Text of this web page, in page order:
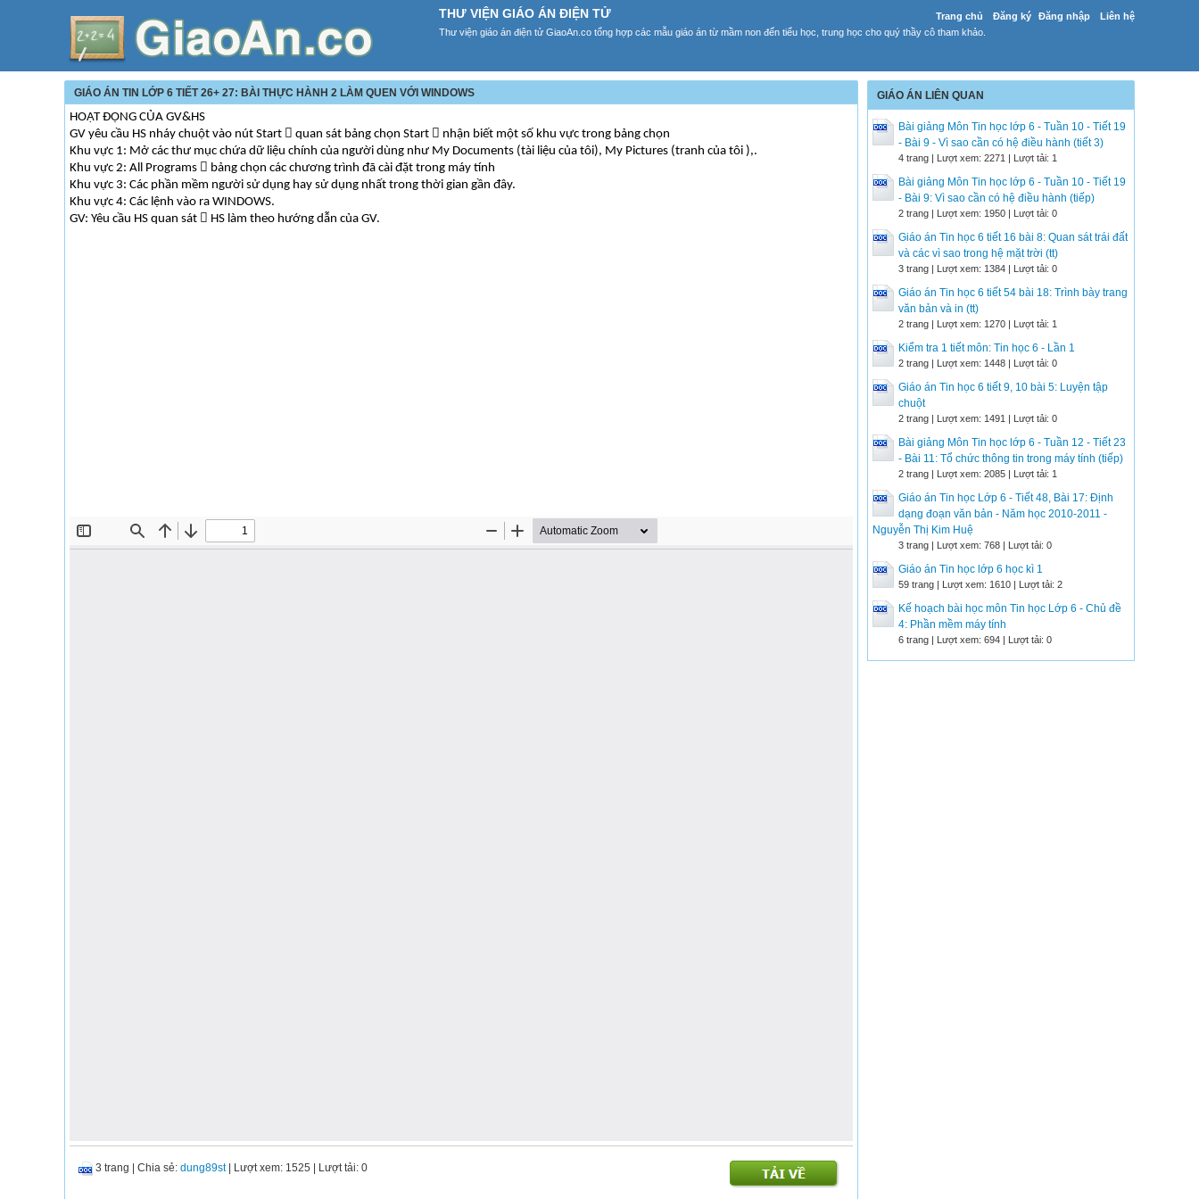
Trang chủ Đăng ký Đăng nhập Liên hệ
THƯ VIỆN GIÁO ÁN ĐIỆN TỬ
Thư viện giáo án điện tử GiaoAn.co tổng hợp các mẫu giáo án từ mầm non đến tiểu học, trung học cho quý thầy cô tham khảo.
GIÁO ÁN TIN LỚP 6 TIẾT 26+ 27: BÀI THỰC HÀNH 2 LÀM QUEN VỚI WINDOWS
HOẠT ĐỘNG CỦA GV&HS
GV yêu cầu HS nháy chuột vào nút Start  quan sát bảng chọn Start  nhận biết một số khu vực trong bảng chọn
Khu vực 1: Mở các thư mục chứa dữ liệu chính của người dùng như My Documents (tài liệu của tôi), My Pictures (tranh của tôi ),.
Khu vực 2: All Programs  bảng chọn các chương trình đã cài đặt trong máy tính
Khu vực 3: Các phần mềm người sử dụng hay sử dụng nhất trong thời gian gần đây.
Khu vực 4: Các lệnh vào ra WINDOWS.
GV: Yêu cầu HS quan sát  HS làm theo hướng dẫn của GV.
3 trang Chia sẻ: dung89st| Lượt xem: 1525 | Lượt tải: 0
GIÁO ÁN LIÊN QUAN
Bài giảng Môn Tin học lớp 6 - Tuần 10 - Tiết 19
- Bài 9 - Vì sao cần có hệ điều hành (tiết 3)
4 trang | Lượt xem: 2271 | Lượt tải: 1
Bài giảng Môn Tin học lớp 6 - Tuần 10 - Tiết 19
- Bài 9: Vì sao cần có hệ điều hành (tiếp)
2 trang | Lượt xem: 1950 | Lượt tải: 0
Giáo án Tin học 6 tiết 16 bài 8: Quan sát trái đất
và các vì sao trong hệ mặt trời (tt)
3 trang | Lượt xem: 1384 | Lượt tải: 0
Giáo án Tin học 6 tiết 54 bài 18: Trình bày trang
văn bản và in (tt)
2 trang | Lượt xem: 1270 | Lượt tải: 1
Kiểm tra 1 tiết môn: Tin học 6 - Lần 1
2 trang | Lượt xem: 1448 | Lượt tải: 0
Giáo án Tin học 6 tiết 9, 10 bài 5: Luyện tập
chuột
2 trang | Lượt xem: 1491 | Lượt tải: 0
Bài giảng Môn Tin học lớp 6 - Tuần 12 - Tiết 23
- Bài 11: Tổ chức thông tin trong máy tính (tiếp)
2 trang | Lượt xem: 2085 | Lượt tải: 1
Giáo án Tin học Lớp 6 - Tiết 48, Bài 17: Định
dạng đoạn văn bản - Năm học 2010-2011 -
Nguyễn Thị Kim Huệ
3 trang | Lượt xem: 768 | Lượt tải: 0
Giáo án Tin học lớp 6 học kì 1
59 trang | Lượt xem: 1610 | Lượt tải: 2
Kế hoạch bài học môn Tin học Lớp 6 - Chủ đề
4: Phần mềm máy tính
6 trang | Lượt xem: 694 | Lượt tải: 0